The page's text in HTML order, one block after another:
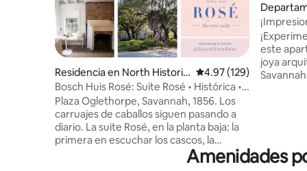
Residencia en North Historic
District
Calificación promedio:
4.97 (129)
Bosch Huis Rosé: Suite Rosé • Histórica •
Estacionamiento
Plaza Oglethorpe, Savannah, 1856. Los
carruajes de caballos siguen pasando a
diario. La suite Rosé, en la planta baja: la
primera en escuchar los cascos, la
primera en salir a la sabana, en primera
toric
de 1857!
este
joya
amplia
rápido y
Amenidades